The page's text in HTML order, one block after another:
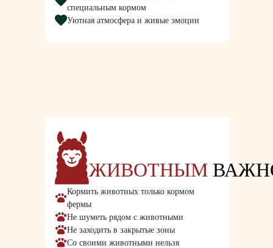
специальным кормом
Уютная атмосфера и живые эмоции
ЖИВОТНЫМ
Кормить животных только кормом
фермы
Не шуметь рядом с животными
Не заходить в закрытые зоны
Со своими животными нельзя